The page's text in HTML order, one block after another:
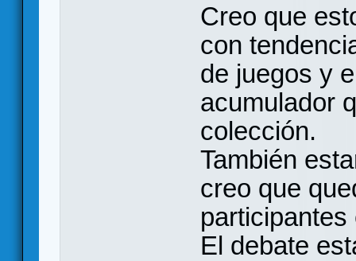
Creo que
con
de juegos y
acumulador
colección.
También
creo que
participantes
El debate